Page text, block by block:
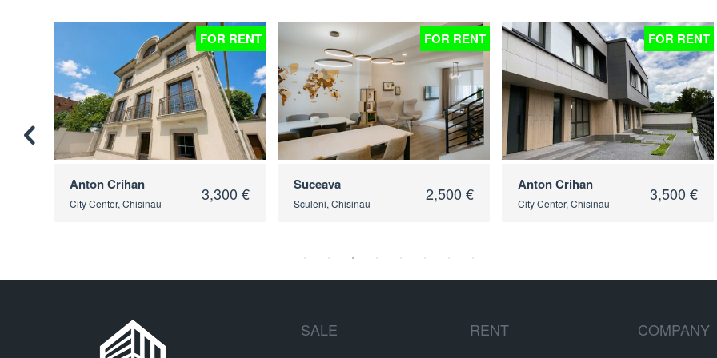
FOR RENT
Anton Crihan
City Center, Chisinau 3,300 €
FOR RENT
Suceava
Sculeni, Chisinau 2,500 €
FOR RENT
Anton Crihan
City Center, Chisinau 3,500 €
SALE RENT COMPANY